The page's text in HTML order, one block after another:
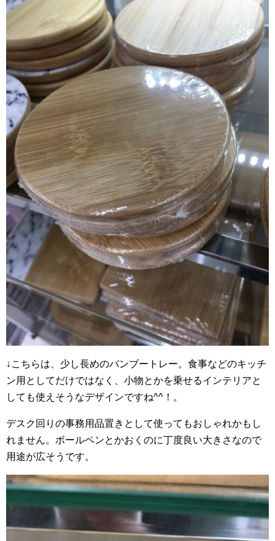
↓こちらは、少し長めのバンブートレー。食事などのキッチ
ン用としてだけではなく、小物とかを乗せるインテリアと
しても使えそうなデザインですね^^！。
デスク回りの事務用品置きとして使ってもおしゃれかもし
れません。ボールペンとかおくのに丁度良い大きさなので
用途が広そうです。